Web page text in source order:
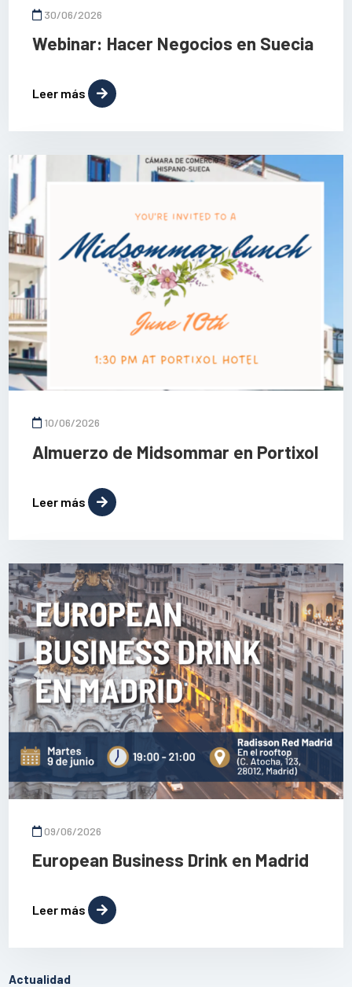
30/06/2026
Webinar: Hacer Negocios en Suecia
Leer más
10/06/2026
Almuerzo de Midsommar en Portixol
Leer más
09/06/2026
European Business Drink en Madrid
Leer más
Actualidad